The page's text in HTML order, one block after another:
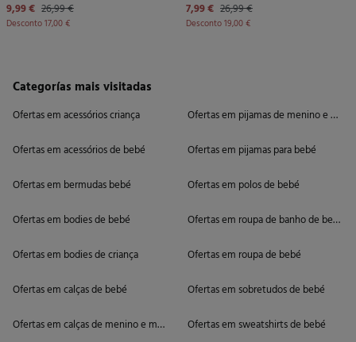
9,99 € 26,99 €
Desconto17,00 €
7,99 € 26,99 €
Desconto19,00 €
Categorías mais visitadas
Ofertas em acessórios criança
Ofertas em acessórios de bebé
Ofertas em bermudas bebé
Ofertas em bodies de bebé
Ofertas em bodies de criança
Ofertas em calças de bebé
Ofertas em calças de menino e menina
Ofertas em pijamas de menino e
Ofertas em pijamas para bebé
Ofertas em polos de bebé
Ofertas em roupa de banho de bebé
Ofertas em roupa de bebé
Ofertas em sobretudos de bebé
Ofertas em sweatshirts de bebé